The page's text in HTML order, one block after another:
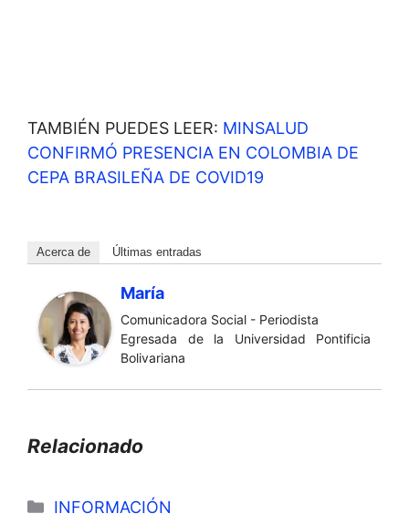
TAMBIÉN PUEDES LEER: MINSALUD
CONFIRMÓ PRESENCIA EN COLOMBIA DE
CEPA BRASILEÑA DE COVID19
Acerca de Últimas entradas
María
Comunicadora Social - Periodista
Egresada de la Universidad Pontificia
Bolivariana
Relacionado
Categorías
INFORMACIÓN